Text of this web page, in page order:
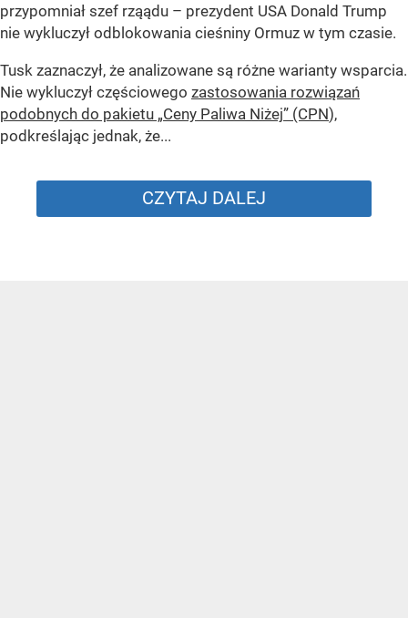
przypomniał szef rząądu – prezydent USA Donald Trump
nie wykluczył odblokowania cieśniny Ormuz w tym czasie.
Tusk zaznaczył, że analizowane są różne warianty wsparcia.
Nie wykluczył częściowego zastosowania rozwiązań
podobnych do pakietu „Ceny Paliwa Niżej” (CPN),
podkreślając jednak, że...
CZYTAJ DALEJ